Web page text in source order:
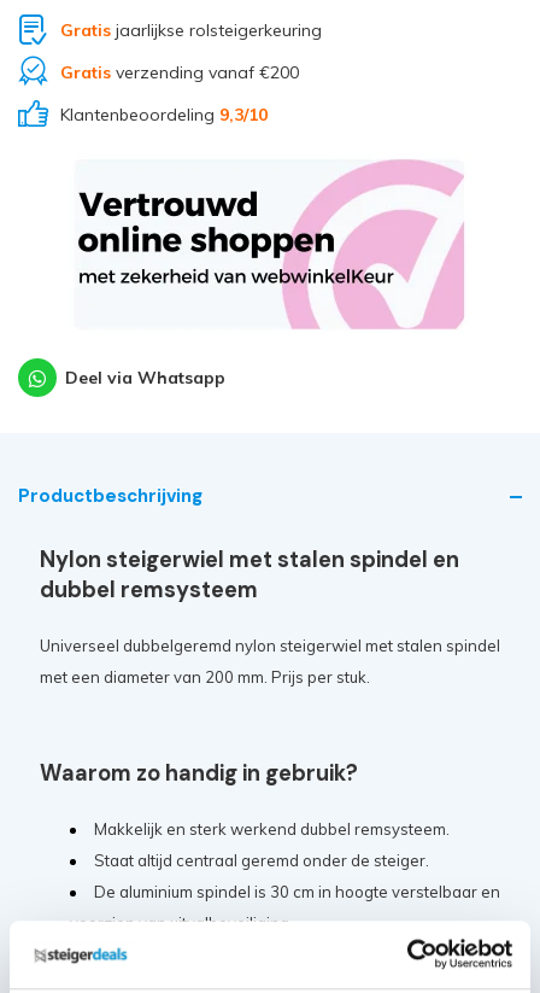
Gratisjaarlijkse rolsteigerkeuring
Gratisverzending vanaf €200
Klantenbeoordeling 9,3/10
Deel via Whatsapp
Productbeschrijving
Nylon steigerwiel met stalen spindel en
dubbel remsysteem
Universeel dubbelgeremd nylon steigerwiel met stalen spindel
met een diameter van 200 mm. Prijs per stuk.
Waarom zo handig in gebruik?
Makkelijk en sterk werkend dubbel remsysteem.
Staat altijd centraal geremd onder de steiger.
De aluminium spindel is 30 cm in hoogte verstelbaar en
voorzien van uitvalbeveiliging.
Kan een maximale belasting van 350 kg per wiel aan.
Diameter wiel: 200 mm